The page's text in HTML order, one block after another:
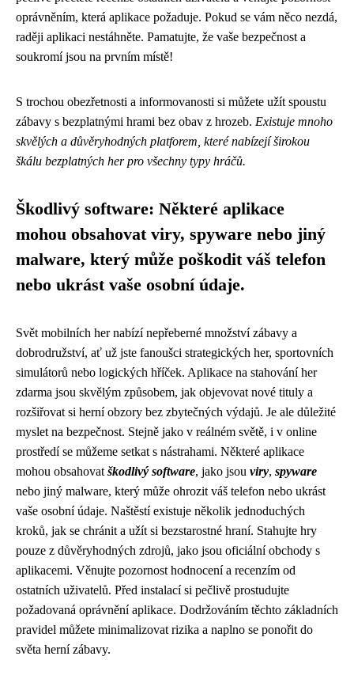
oprávněním, která aplikace požaduje. Pokud se vám něco nezdá,
raději aplikaci nestáhněte. Pamatujte, že vaše bezpečnost a
soukromí jsou na prvním místě!
S trochou obezřetnosti a informovanosti si můžete užít spoustu
zábavy s bezplatnými hrami bez obav z hrozeb. Existuje mnoho
skvělých a důvěryhodných platforem, které nabízejí širokou
škálu bezplatných her pro všechny typy hráčů.
Škodlivý software: Některé aplikace
mohou obsahovat viry, spyware nebo jiný
malware, který může poškodit váš telefon
nebo ukrást vaše osobní údaje.
Svět mobilních her nabízí nepřeberné množství zábavy a
dobrodružství, ať už jste fanoušci strategických her, sportovních
simulátorů nebo logických hříček. Aplikace na stahování her
zdarma jsou skvělým způsobem, jak objevovat nové tituly a
rozšiřovat si herní obzory bez zbytečných výdajů. Je ale důležité
myslet na bezpečnost. Stejně jako v reálném světě, i v online
prostředí se můžeme setkat s nástrahami. Některé aplikace
mohou obsahovat škodlivý software, jako jsou viry, spyware
nebo jiný malware, který může ohrozit váš telefon nebo ukrást
vaše osobní údaje. Naštěstí existuje několik jednoduchých
kroků, jak se chránit a užít si bezstarostné hraní. Stahujte hry
pouze z důvěryhodných zdrojů, jako jsou oficiální obchody s
aplikacemi. Věnujte pozornost hodnocení a recenzím od
ostatních uživatelů. Před instalací si pečlivě prostudujte
požadovaná oprávnění aplikace. Dodržováním těchto základních
pravidel můžete minimalizovat rizika a naplno se ponořit do
světa herní zábavy.